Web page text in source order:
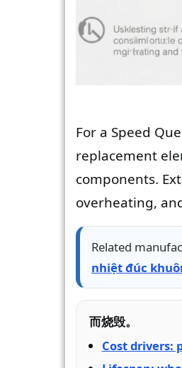
For a Speed
replacement
components.
overheating,
Related
nhiệt đúc
而烧毁。
Cost drivers: